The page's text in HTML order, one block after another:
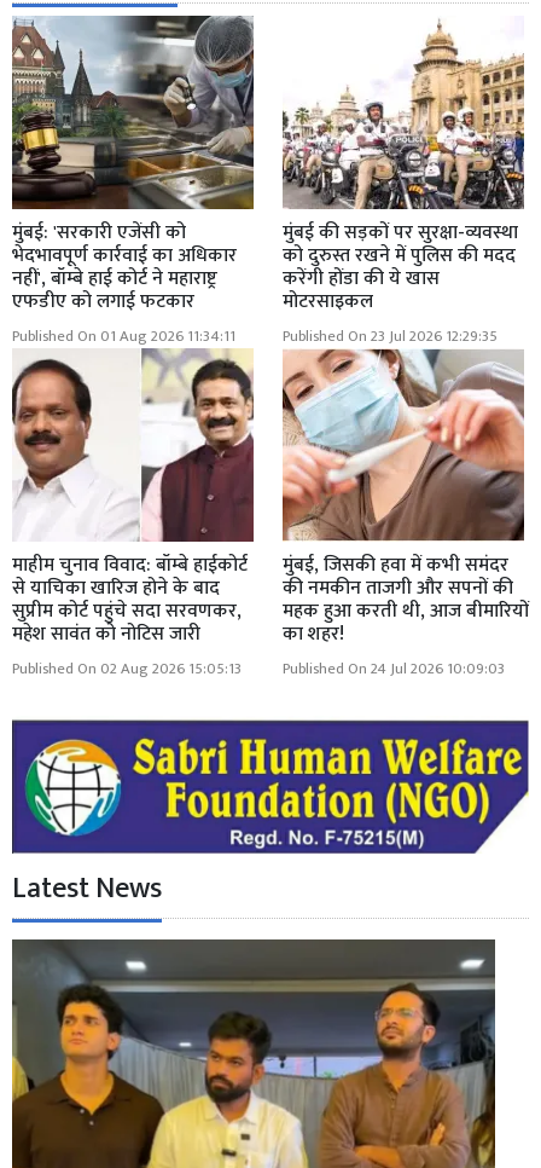
मुंबई: 'सरकारी एजेंसी को
भेदभावपूर्ण कार्रवाई का अधिकार
नहीं', बॉम्बे हाई कोर्ट ने महाराष्ट्र
एफडीए को लगाई फटकार
Published On 01 Aug 2026 11:34:11
मुंबई की सड़कों पर सुरक्षा-व्यवस्था
को दुरुस्त रखने में पुलिस की मदद
करेंगी होंडा की ये खास
मोटरसाइकल
Published On 23 Jul 2026 12:29:35
माहीम चुनाव विवाद: बॉम्बे हाईकोर्ट
से याचिका खारिज होने के बाद
सुप्रीम कोर्ट पहुंचे सदा सरवणकर,
महेश सावंत को नोटिस जारी
Published On 02 Aug 2026 15:05:13
मुंबई, जिसकी हवा में कभी समंदर
की नमकीन ताजगी और सपनों की
महक हुआ करती थी, आज बीमारियों
का शहर!
Published On 24 Jul 2026 10:09:03
Latest News